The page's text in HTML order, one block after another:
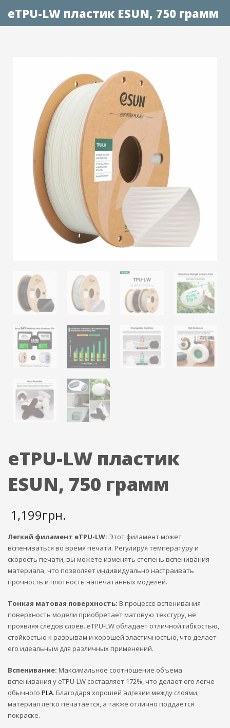
eTPU-LW пластик ESUN, 750 грамм
eTPU-LW пластик
ESUN, 750 грамм
1,199грн.
Легкий филамент eTPU-LW: Этот филамент может
вспениваться во время печати. Регулируя температуру и
скорость печати, вы можете изменять степень вспенивания
материала, что позволяет индивидуально настраивать
прочность и плотность напечатанных моделей.
Тонкая матовая поверхность: В процессе вспенивания
поверхность модели приобретает матовую текстуру, не
проявляя следов слоёв. eTPU-LW обладает отличной гибкостью,
стойкостью к разрывам и хорошей эластичностью, что делает
его идеальным для различных применений.
Вспенивание: Максимальное соотношение объема
вспенивания у eTPU-LW составляет 172%, что делает его легче
обычного PLA. Благодаря хорошей адгезии между слоями,
материал легко печатается, а также отлично поддается
покраске.